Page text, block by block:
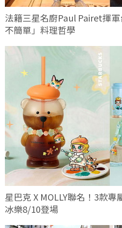
法籍三星名廚Paul Pairet揮
不簡單」料理哲學
星巴克 X MOLLY聯名！3款
冰樂8/10登場